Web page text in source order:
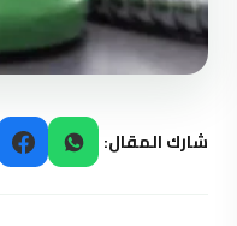
شارك المقال: